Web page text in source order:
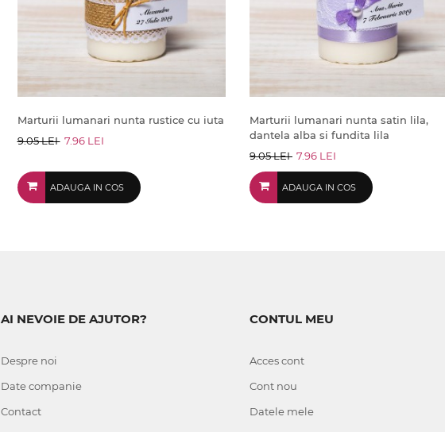
Marturii lumanari nunta rustice cu iuta
9.05 LEI 7.96 LEI
ADAUGA IN COS
Marturii lumanari nunta satin lila,
dantela alba si fundita lila
9.05 LEI 7.96 LEI
ADAUGA IN COS
AI NEVOIE DE AJUTOR?
Despre noi
Date companie
Contact
CONTUL MEU
Acces cont
Cont nou
Datele mele